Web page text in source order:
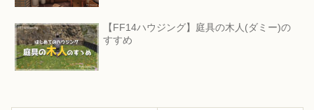
【FF14ハウジング】庭具の木人(ダミー)の
すすめ